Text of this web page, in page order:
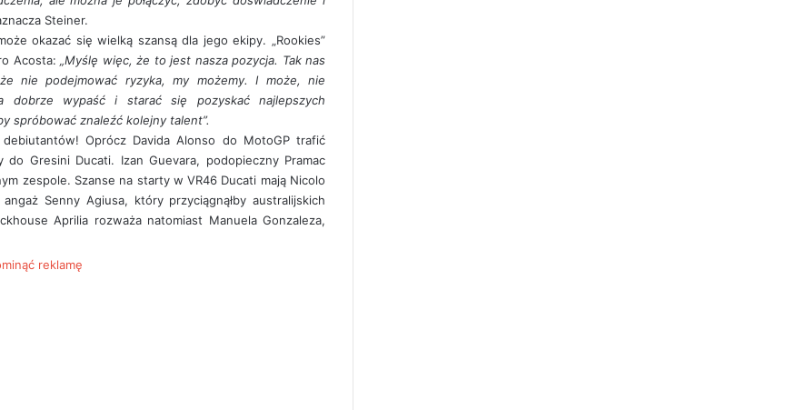
Steiner.
okazać się wielką szansą dla jego ekipy. „Rookies”
Acosta: „Myślę więc, że to jest nasza pozycja. Tak nas
nie podejmować ryzyka, my możemy. I może, nie
dobrze wypaść i starać się pozyskać najlepszych
spróbować znaleźć kolejny talent”.
Oprócz Davida Alonso do MotoGP trafić
Gresini Ducati. Izan Guevara, podopieczny Pramac
zespole. Szanse na starty w VR46 Ducati mają Nicolo
Senny Agiusa, który przyciągnąłby australijskich
Aprilia rozważa natomiast Manuela Gonzaleza,
reklamę